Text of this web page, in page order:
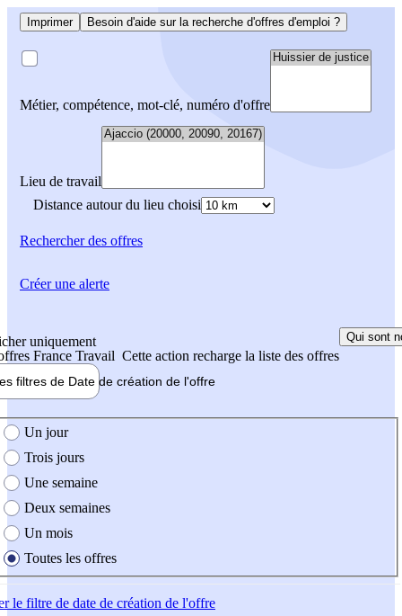
Imprimer Besoin d'aide sur la recherche d'offres d'emploi ?
Métier, compétence, mot-clé, numéro d'offre
Lieu de travail
Distance autour du lieu choisi
Rechercherdes offres
uniquement
France Travail Cette action recharge la liste des offres
Qui sont
filtres de Date de création de l'offre
création de l'offre
Un jour
Trois jours
Une semaine
Deux semaines
Un mois
Toutes les offres
le filtre de date de création de l'offre
Créer une alerte